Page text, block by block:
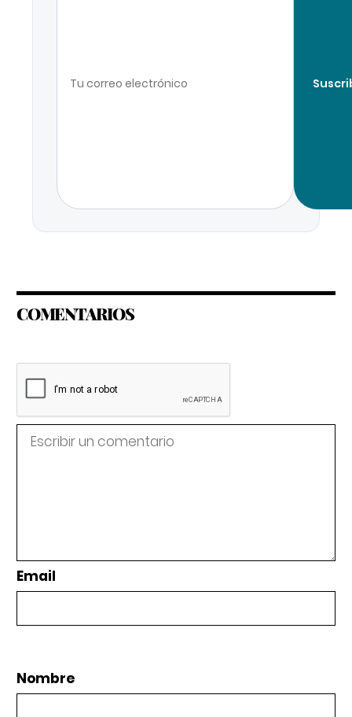
COMENTARIOS
Email
Nombre